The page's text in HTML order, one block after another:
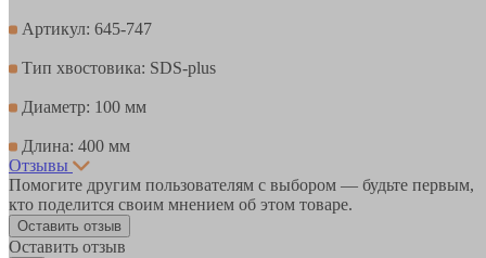
Артикул: 645-747
Тип хвостовика: SDS-plus
Диаметр: 100 мм
Длина: 400 мм
Отзывы
Помогите другим пользователям с выбором — будьте первым,
кто поделится своим мнением об этом товаре.
Оставить отзыв
Оставить отзыв